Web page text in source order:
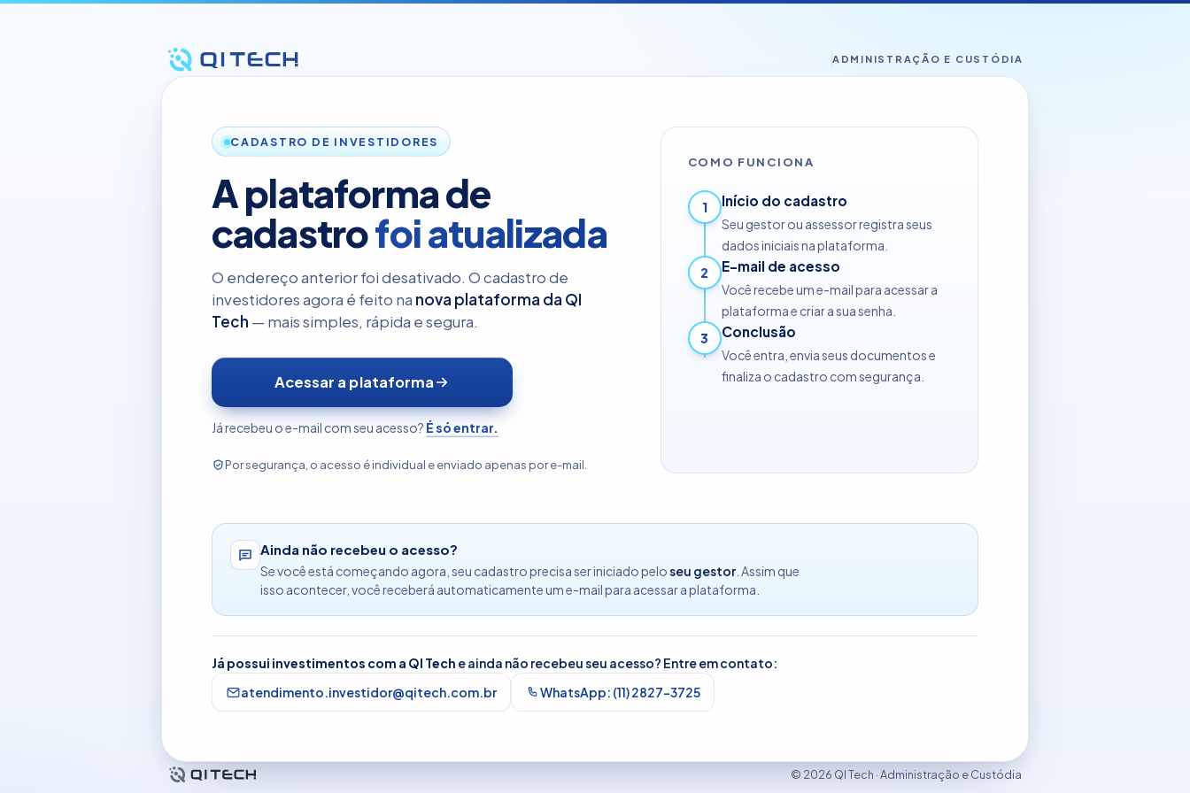
ADMINISTRAÇÃO E CUSTÓDIA
CADASTRO DE INVESTIDORES
A plataforma de
cadastrofoi atualizada
O endereço anterior foi desativado. O cadastro de
investidores agora é feito na nova plataforma da QI
Tech — mais simples, rápida e segura.
Acessar a plataforma
Já recebeu o e-mail com seu acesso? É só entrar.
Por segurança, o acesso é individual e enviado apenas por e-mail.
COMO FUNCIONA
1 Início do cadastro
Seu gestor ou assessor registra seus
dados iniciais na plataforma.
2
E-mail de acesso
Você recebe um e-mail para acessar a
plataforma e criar a sua senha.
3
Conclusão
Você entra, envia seus documentos e
finaliza o cadastro com segurança.
Ainda não recebeu o acesso?
Se você está começando agora, seu cadastro precisa ser iniciado peloseu gestor. Assim que
isso acontecer, você receberá automaticamente um e-mail para acessar a plataforma.
Já possui investimentos com a QI Tech e ainda não recebeu seu acesso? Entre em contato:
atendimento.investidor@qitech.com.br
WhatsApp: (11) 2827-3725
© 2026 QI Tech · Administração e Custódia